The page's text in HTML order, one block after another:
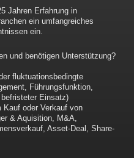
Jahren Erfahrung in
ein umfangreiches
ein.
und benötigen Unterstützung?
fluktuationsbedingte
Führungsfunktion,
Einsatz)
oder Verkauf von
& Aquisition, M&A,
Asset-Deal, Share-